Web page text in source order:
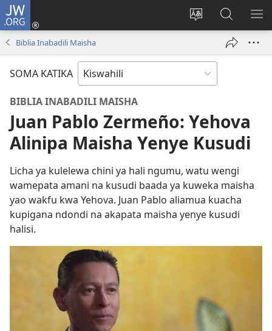
JW.ORG
Badili
tovuti
Ingia
(opens
Tafuta
Katika
JW.ORG
Biblia Inabadili Maisha
SOMA KATIKA
BIBLIA INABADILI MAISHA
Juan Pablo Zermeño: Yehova
Alinipa Maisha Yenye Kusudi
Licha ya kulelewa chini ya hali ngumu, watu wengi
wamepata amani na kusudi baada ya kuweka maisha
yao wakfu kwa Yehova. Juan Pablo aliamua kuacha
kupigana ndondi na akapata maisha yenye kusudi
halisi.